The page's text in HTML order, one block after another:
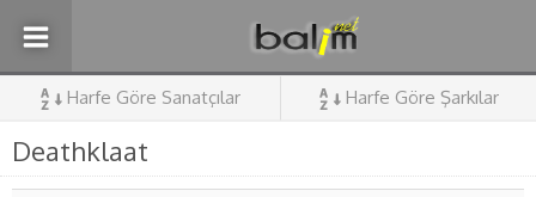
Harfe Göre Sanatçılar Harfe Göre Şarkılar
Deathklaat